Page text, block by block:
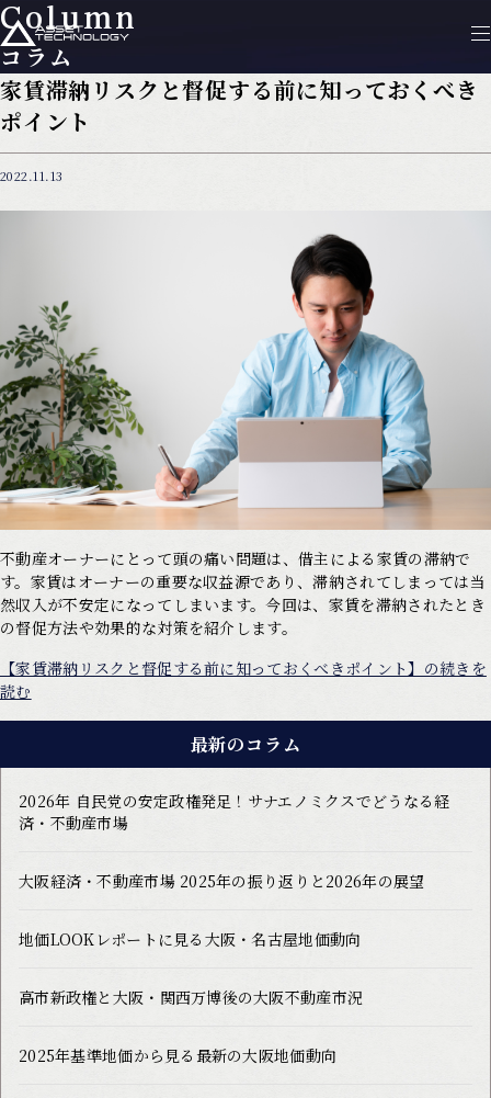
Column
コラム
家賃滞納リスクと督促する前に知っておくべき
ポイント
2022.11.13
不動産オーナーにとって頭の痛い問題は、借主による家賃の滞納で
す。家賃はオーナーの重要な収益源であり、滞納されてしまっては当
然収入が不安定になってしまいます。今回は、家賃を滞納されたとき
の督促方法や効果的な対策を紹介します。
【家賃滞納リスクと督促する前に知っておくべきポイント】の続きを
読む
最新のコラム
2026年 自民党の安定政権発足！サナエノミクスでどうなる経
済・不動産市場
大阪経済・不動産市場 2025年の振り返りと2026年の展望
地価LOOKレポートに見る大阪・名古屋地価動向
高市新政権と大阪・関西万博後の大阪不動産市況
2025年基準地価から見る最新の大阪地価動向